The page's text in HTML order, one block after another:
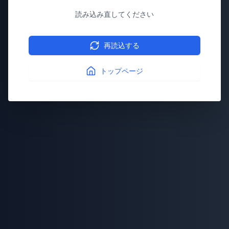
読み込み直してください
再読込する
トップページ